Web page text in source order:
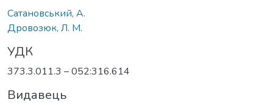
Сатановський, А.
Дровозюк, Л. М.
УДК
373.3.011.3 – 052:316.614
Видавець